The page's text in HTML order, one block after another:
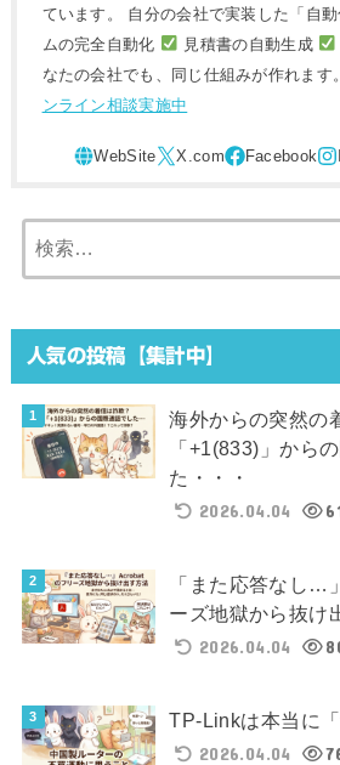
ています。 自分の会社で実装した「自動
ムの完全自動化
見積書の自動生成
なたの会社でも、同じ仕組みが作れます
ンライン相談実施中
索:
人気の投稿【集計中】
海外からの突然の
「+1(833)」から
た・・・
2026.04.04
「また応答なし…
ーズ地獄から抜け
2026.04.04
TP-Linkは本当に
2026.04.04